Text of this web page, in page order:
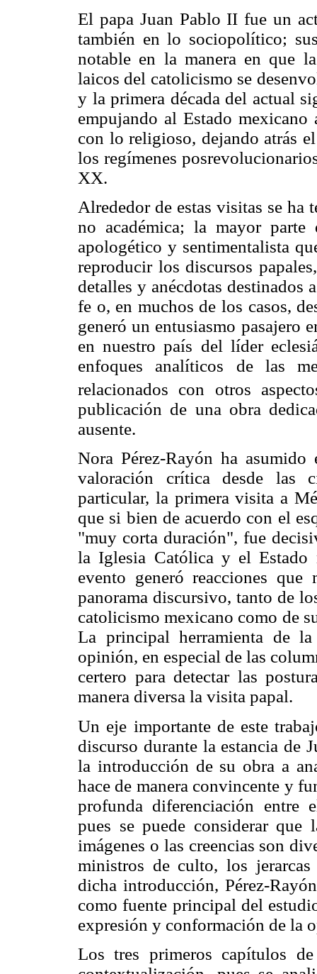
El papa Juan Pablo II fue un
también en lo sociopolítico;
notable en la manera en que
laicos del catolicismo se
y la primera década del actual
empujando al Estado
con lo religioso, dejando atrás
los regímenes
XX.
Alrededor de estas visitas se
no académica; la mayor
apologético y sentimentalista
reproducir los discursos
detalles y anécdotas destinados
fe o, en muchos de los casos,
generó un entusiasmo pasajero
en nuestro país del líder
enfoques analíticos de las
relacionados con otros
publicación de una obra
ausente.
Nora Pérez-Rayón ha
valoración crítica desde las
particular, la primera visita a
que si bien de acuerdo con el
"muy corta duración", fue
la Iglesia Católica y el
evento generó reacciones que
panorama discursivo, tanto de
catolicismo mexicano como de
La principal herramienta de
opinión, en especial de las
certero para detectar las
manera diversa la visita papal.
Un eje importante de este
discurso durante la estancia de
la introducción de su obra a
hace de manera convincente y
profunda diferenciación entre
pues se puede considerar que
imágenes o las creencias son
ministros de culto, los
dicha introducción, Pérez-
como fuente principal del
expresión y conformación de la
Los tres primeros capítulos